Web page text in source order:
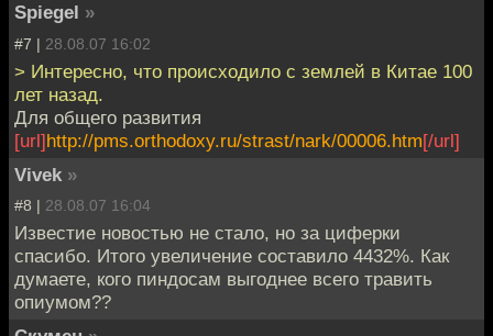
Spiegel »
#7 | 28.08.07 16:02
> Интересно, что происходило с землей в Китае 100
лет назад.
Для общего развития
[url]http://pms.orthodoxy.ru/strast/nark/00006.htm[/url]
Vivek »
#8 | 28.08.07 16:04
Известие новостью не стало, но за циферки
спасибо. Итого увеличение составило 4432%. Как
думаете, кого пиндосам выгоднее всего травить
опиумом??